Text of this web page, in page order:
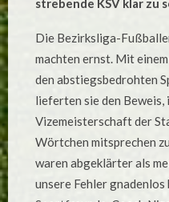
strebende KSV klar zu
Die Bezirksliga-
machten ernst. Mit
den abstiegsbedrohten
lieferten sie den Beweis,
Vizemeisterschaft der
Wörtchen mitsprechen
waren abgeklärter als
unsere Fehler gnadenlos